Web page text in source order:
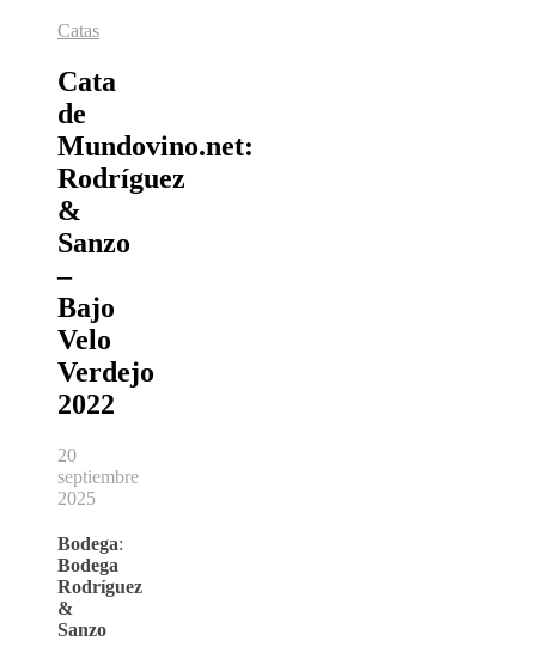
Catas
Cata
de
Mundovino.net:
Rodríguez
&
Sanzo
–
Bajo
Velo
Verdejo
2022
20
septiembre
2025
Bodega:
Bodega
Rodríguez
&
Sanzo